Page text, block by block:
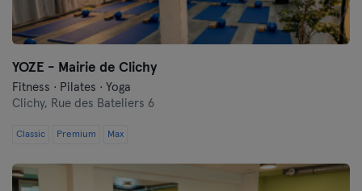
YOZE - Mairie de Clichy
Fitness · Pilates · Yoga
Clichy, Rue des Bateliers 6
Classic Premium Max